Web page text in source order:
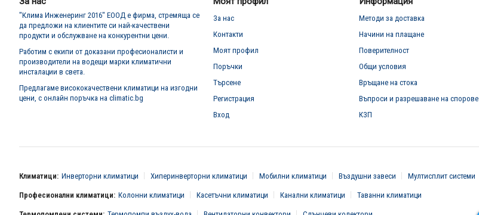
"Клима Инженеринг 2016" ЕООД е фирма, стремяща се
да предложи на клиентите си най-качествени
продукти и обслужване на конкурентни цени.
Работим с екипи от доказани професионалисти и
производители на водещи марки климатични
инсталации в света.
Предлагаме висококачествени климатици на изгодни
цени, с онлайн поръчка на climatic.bg
За нас
Контакти
Моят профил
Поръчки
Търсене
Регистрация
Вход
Методи за доставка
Начини на плащане
Поверителност
Общи условия
Връщане на стока
Въпроси и разрешаване на спорове
КЗП
Климатици: Инверторни климатици Хиперинверторни климатици Мобилни климатици Въздушни завеси Мултисплит системи
Професионални климатици: Колонни климатици Касетъчни климатици Канални климатици Таванни климатици